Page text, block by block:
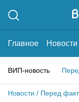
Главное Новости
ВИП-новость
Новости / Перед